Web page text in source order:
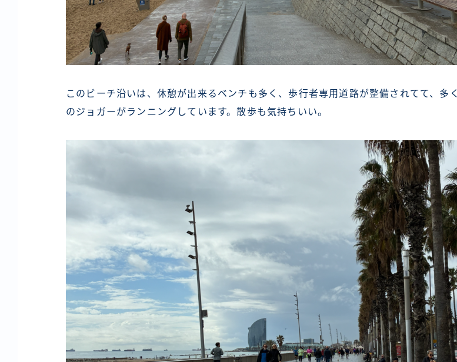
このビーチ沿いは、休憩が出来るベンチも多く、歩行者専用道路が整備されてて、多く
のジョガーがランニングしています。散歩も気持ちいい。